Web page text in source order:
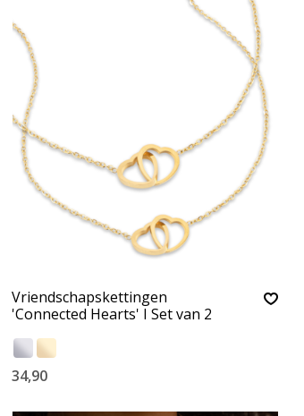
Vriendschapskettingen
'Connected Hearts' I Set van 2
34,90